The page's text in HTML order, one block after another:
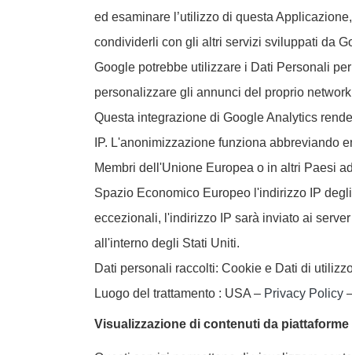
ed esaminare l’utilizzo di questa
condividerli con gli altri servizi sviluppati da
Google potrebbe utilizzare i Dati Personali
personalizzare gli annunci del proprio
Questa integrazione di Google Analytics
IP. L'anonimizzazione funziona abbreviando
Membri dell'Unione Europea o in altri Paesi
Spazio Economico Europeo l'indirizzo IP
eccezionali, l'indirizzo IP sarà inviato ai
all'interno degli Stati Uniti.
Dati personali raccolti: Cookie e Dati di
Luogo del trattamento : USA – Privacy Policy
Visualizzazione di contenuti da piattaforme